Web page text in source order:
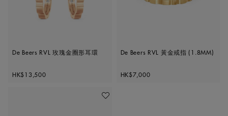
De Beers RVL 玫瑰金圈形耳環
Original price
HK$13,500
De Beers RVL 黃金戒指 (1.8MM)
Original price
HK$7,000
加入喜愛清單